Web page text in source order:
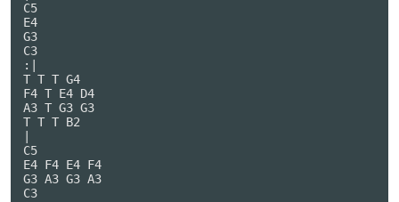
C5
E4
G3
C3
:|
T T T G4
F4 T E4 D4
A3 T G3 G3
T T T B2
C5
E4 F4 E4 F4
G3 A3 G3 A3
C3